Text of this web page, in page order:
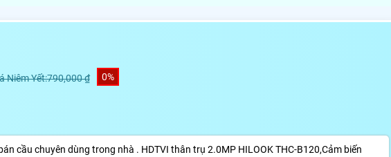
Niêm Yết:790,000 ₫ 0%
cầu chuyên dùng trong nhà . HDTVI thân trụ 2.0MP HILOOK THC-B120,Cảm biến